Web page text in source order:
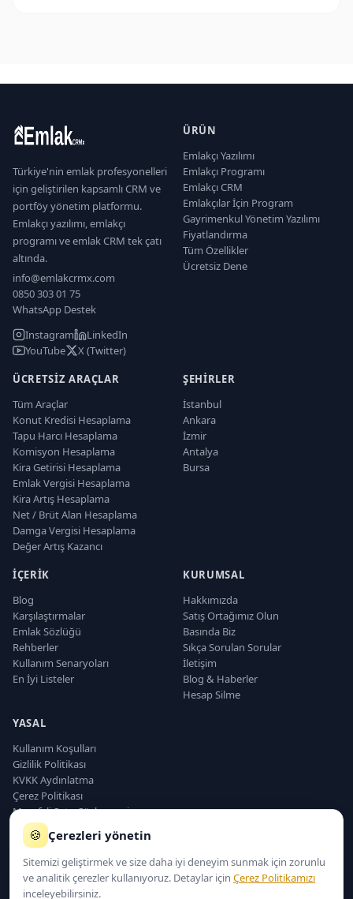
Türkiye'nin emlak profesyonelleri
için geliştirilen kapsamlı CRM ve
portföy yönetim platformu.
Emlakçı yazılımı, emlakçı
programı ve emlak CRM tek çatı
altında.
info@emlakcrmx.com
0850 303 01 75
WhatsApp Destek
Instagram
LinkedIn
YouTube
X (Twitter)
ÜRÜN
Emlakçı Yazılımı
Emlakçı Programı
Emlakçı CRM
Emlakçılar İçin Program
Gayrimenkul Yönetim Yazılımı
Fiyatlandırma
Tüm Özellikler
Ücretsiz Dene
ÜCRETSIZ ARAÇLAR
Tüm Araçlar
Konut Kredisi Hesaplama
Tapu Harcı Hesaplama
Komisyon Hesaplama
Kira Getirisi Hesaplama
Emlak Vergisi Hesaplama
Kira Artış Hesaplama
Net / Brüt Alan Hesaplama
Damga Vergisi Hesaplama
Değer Artış Kazancı
ŞEHIRLER
İstanbul
Ankara
İzmir
Antalya
Bursa
İÇERIK
Blog
Karşılaştırmalar
Emlak Sözlüğü
Rehberler
Kullanım Senaryoları
En İyi Listeler
KURUMSAL
Hakkımızda
Satış Ortağımız Olun
Basında Biz
Sıkça Sorulan Sorular
İletişim
Blog & Haberler
Hesap Silme
YASAL
Kullanım Koşulları
Gizlilik Politikası
KVKK Aydınlatma
Çerez Politikası
Mesafeli Satış Sözleşmesi
Sorumluluk Reddi
Teslimat ve İade
🍪 Çerezleri yönetin
Sitemizi geliştirmek ve size daha iyi deneyim sunmak için zorunlu
ve analitik çerezler kullanıyoruz. Detaylar için Çerez Politikamızı
inceleyebilirsiniz.